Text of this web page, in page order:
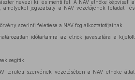
nevezi ki, és menti fel. A NAV elnöke képviseli a
jogszabály a NAV vezetőjének feladat- és
szerinti felettese a NAV foglalkoztatottjainak.
időtartamra az elnök javaslatára a kijelölt
segítik.
területi szervének vezetésében a NAV elnöke által